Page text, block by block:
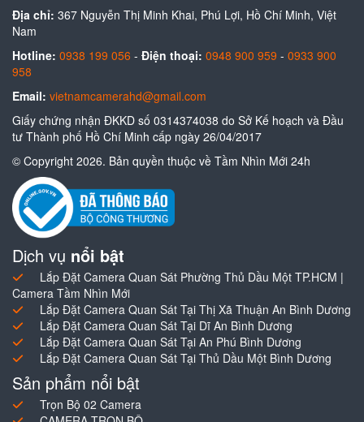
Địa chỉ: 367 Nguyễn Thị Minh Khai, Phú Lợi, Hồ Chí Minh, Việt
Nam
Hotline: 0938 199 056 - Điện thoại: 0948 900 959 - 0933 900
958
Email: vietnamcamerahd@gmail.com
Giấy chứng nhận ĐKKD số 0314374038 do Sở Kế hoạch và Đầu
tư Thành phố Hồ Chí Minh cấp ngày 26/04/2017
© Copyright 2026. Bản quyền thuộc về Tầm Nhìn Mới 24h
Dịch vụ nổi bật
Lắp Đặt Camera Quan Sát Phường Thủ Dầu Một TP.HCM |
Camera Tầm Nhìn Mới
Lắp Đặt Camera Quan Sát Tại Thị Xã Thuận An Bình Dương
Lắp Đặt Camera Quan Sát Tại Dĩ An Bình Dương
Lắp Đặt Camera Quan Sát Tại An Phú Bình Dương
Lắp Đặt Camera Quan Sát Tại Thủ Dầu Một Bình Dương
Sản phẩm nổi bật
Trọn Bộ 02 Camera